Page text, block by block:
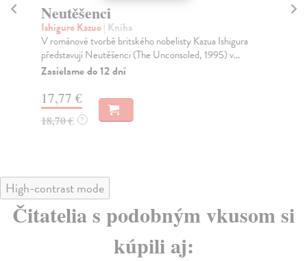
Neutěšenci
Ishiguro Kazuo| Kniha
V románové tvorbě britského nobelisty Kazua Ishigura
představují Neutěšenci (The Unconsoled, 1995) v...
Zasielame do 12 dní
17,77 €
18,70 € ?
High-contrast mode
Čitatelia s podobným vkusom si
kúpili aj: